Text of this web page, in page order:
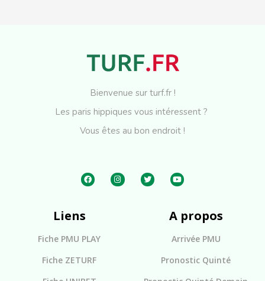
Bienvenue sur turf.fr !
Les paris hippiques vous intéressent ?
Vous êtes au bon endroit !
Liens
Fiche PMU PLAY
Fiche ZETURF
A propos
Arrivée PMU
Pronostic Quinté